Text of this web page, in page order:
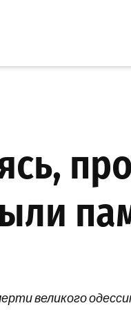
великого